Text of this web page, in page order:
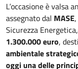
L’occasione è valsa
assegnato dal MASE
Sicurezza
1.300.000 euro,
ambientale
oggi una delle